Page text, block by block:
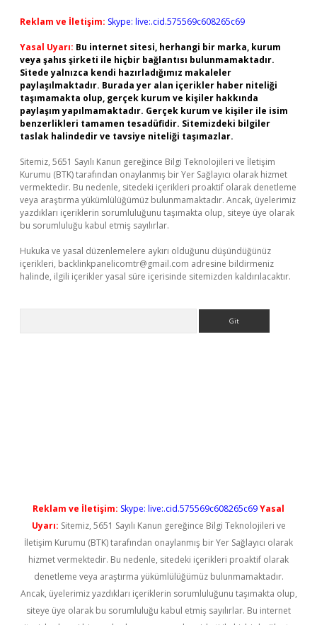
Reklam ve İletişim: Skype: live:.cid.575569c608265c69
Yasal Uyarı: Bu internet sitesi, herhangi bir marka, kurum
veya şahıs şirketi ile hiçbir bağlantısı bulunmamaktadır.
Sitede yalnızca kendi hazırladığımız makaleler
paylaşılmaktadır. Burada yer alan içerikler haber niteliği
taşımamakta olup, gerçek kurum ve kişiler hakkında
paylaşım yapılmamaktadır. Gerçek kurum ve kişiler ile isim
benzerlikleri tamamen tesadüfidir. Sitemizdeki bilgiler
taslak halindedir ve tavsiye niteliği taşımazlar.
Sitemiz, 5651 Sayılı Kanun gereğince Bilgi Teknolojileri ve İletişim
Kurumu (BTK) tarafından onaylanmış bir Yer Sağlayıcı olarak hizmet
vermektedir. Bu nedenle, sitedeki içerikleri proaktif olarak denetleme
veya araştırma yükümlülüğümüz bulunmamaktadır. Ancak, üyelerimiz
yazdıkları içeriklerin sorumluluğunu taşımakta olup, siteye üye olarak
bu sorumluluğu kabul etmiş sayılırlar.
Hukuka ve yasal düzenlemelere aykırı olduğunu düşündüğünüz
içerikleri, backlinkpanelicomtr@gmail.com adresine bildirmeniz
halinde, ilgili içerikler yasal süre içerisinde sitemizden kaldırılacaktır.
Reklam ve İletişim: Skype: live:.cid.575569c608265c69Yasal
Uyarı: Sitemiz, 5651 Sayılı Kanun gereğince Bilgi Teknolojileri ve
İletişim Kurumu (BTK) tarafından onaylanmış bir Yer Sağlayıcı olarak
hizmet vermektedir. Bu nedenle, sitedeki içerikleri proaktif olarak
denetleme veya araştırma yükümlülüğümüz bulunmamaktadır.
Ancak, üyelerimiz yazdıkları içeriklerin sorumluluğunu taşımakta olup,
siteye üye olarak bu sorumluluğu kabul etmiş sayılırlar. Bu internet